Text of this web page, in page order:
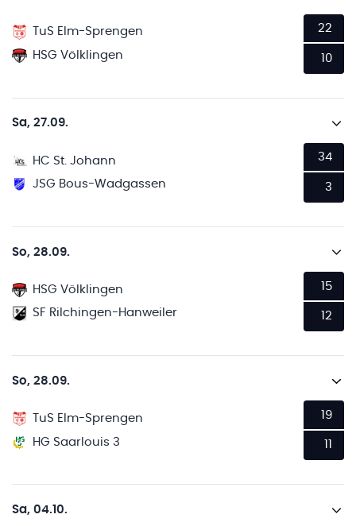
TuS Elm-Sprengen
HSG Völklingen
22
10
Sa, 27.09.
HC St. Johann
JSG Bous-Wadgassen
34
3
So, 28.09.
HSG Völklingen
SF Rilchingen-Hanweiler
15
12
So, 28.09.
TuS Elm-Sprengen
HG Saarlouis 3
19
Sa, 04.10.